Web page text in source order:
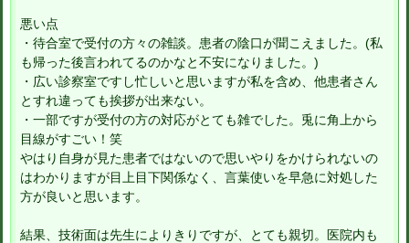
悪い点
・待合室で受付の方々の雑談。患者の陰口が聞こえました。(私
も帰った後言われてるのかなと不安になりました。)
・広い診察室ですし忙しいと思いますが私を含め、他患者さん
とすれ違っても挨拶が出来ない。
・一部ですが受付の方の対応がとても雑でした。兎に角上から
目線がすごい！笑
やはり自身が見た患者ではないので思いやりをかけられないの
はわかりますが目上目下関係なく、言葉使いを早急に対処した
方が良いと思います。
結果、技術面は先生によりきりですが、とても親切。医院内も